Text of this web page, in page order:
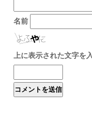
名前
上に表示された文字を